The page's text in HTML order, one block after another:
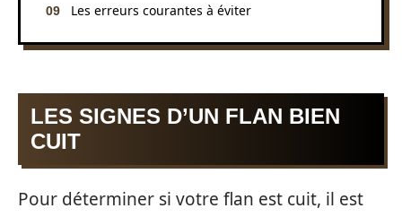
Les erreurs courantes à éviter
LES SIGNES D’UN FLAN BIEN
CUIT
Pour déterminer si votre flan est cuit, il est